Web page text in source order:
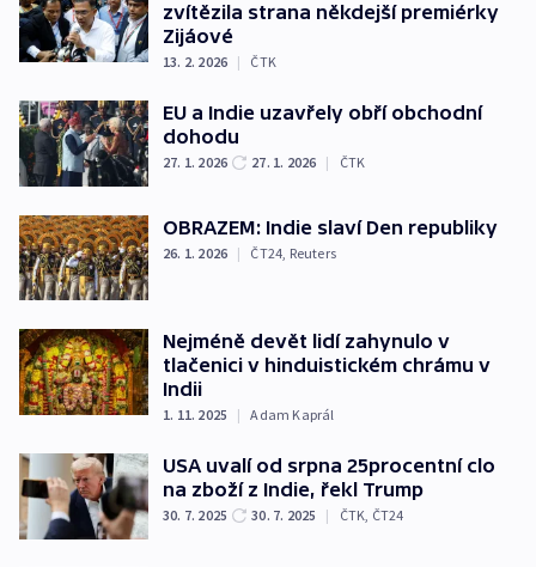
zvítězila strana někdejší premiérky
Zijáové
13. 2. 2026 | ČTK
EU a Indie uzavřely obří obchodní
dohodu
27. 1. 2026 27. 1. 2026 | ČTK
OBRAZEM: Indie slaví Den republiky
26. 1. 2026 | ČT24 Reuters
Nejméně devět lidí zahynulo v
tlačenici v hinduistickém chrámu v
Indii
1. 11. 2025 | Adam Kaprál
USA uvalí od srpna 25procentní clo
na zboží z Indie, řekl Trump
30. 7. 2025 30. 7. 2025 | ČTK, ČT24